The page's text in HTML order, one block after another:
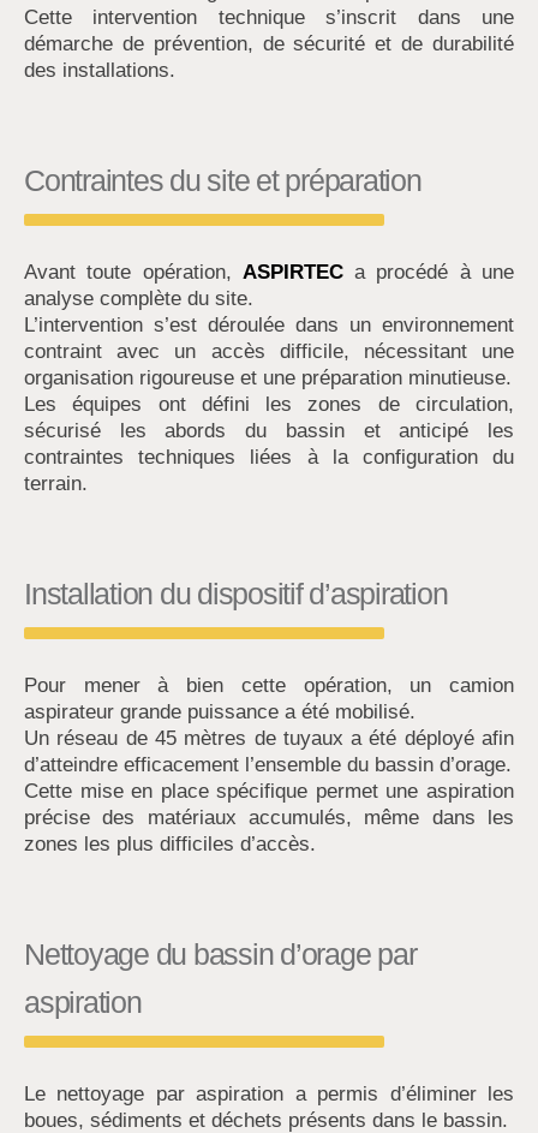
Cette intervention technique s’inscrit dans une
démarche de prévention, de sécurité et de durabilité
des installations.
Contraintes du site et préparation
Avant toute opération, ASPIRTECa procédé à une
analyse complète du site.
L’intervention s’est déroulée dans un environnement
contraint avec un accès difficile, nécessitant une
organisation rigoureuse et une préparation minutieuse.
Les équipes ont défini les zones de circulation,
sécurisé les abords du bassin et anticipé les
contraintes techniques liées à la configuration du
terrain.
Installation du dispositif d’aspiration
Pour mener à bien cette opération, un camion
aspirateur grande puissance a été mobilisé.
Un réseau de 45 mètres de tuyaux a été déployé afin
d’atteindre efficacement l’ensemble du bassin d’orage.
Cette mise en place spécifique permet une aspiration
précise des matériaux accumulés, même dans les
zones les plus difficiles d’accès.
Nettoyage du bassin d’orage par
aspiration
Le nettoyage par aspiration a permis d’éliminer les
boues, sédiments et déchets présents dans le bassin.